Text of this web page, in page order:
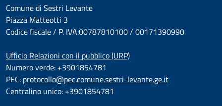
Comune di Sestri Levante
Piazza Matteotti 3
Codice fiscale / P. IVA:00787810100 / 00171390990
Ufficio Relazioni con il pubblico (URP)
Numero verde: +3901854781
PEC: protocollo@pec.comune.sestri-levante.ge.it
Centralino unico: +3901854781